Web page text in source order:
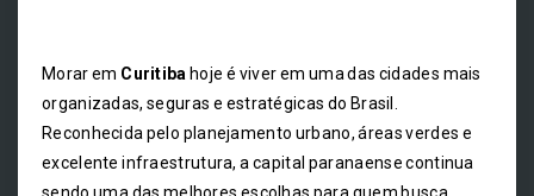
Morar em Curitiba hoje é viver em uma das cidades mais
organizadas, seguras e estratégicas do Brasil.
Reconhecida pelo planejamento urbano, áreas verdes e
excelente infraestrutura, a capital paranaense continua